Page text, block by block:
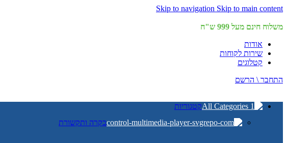
Skip to navigation Skip to main content
משלוח חינם מעל 999 ש"ח
אודות
שירות לקוחות
קטלוגים
התחבר \ הרשם
קטגוריות
בקרה ותקשורת